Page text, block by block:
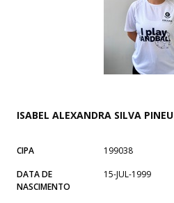
ISABEL ALEXANDRA SILVA PINEU
CIPA
199038
DATA DE
NASCIMENTO
15-JUL-1999